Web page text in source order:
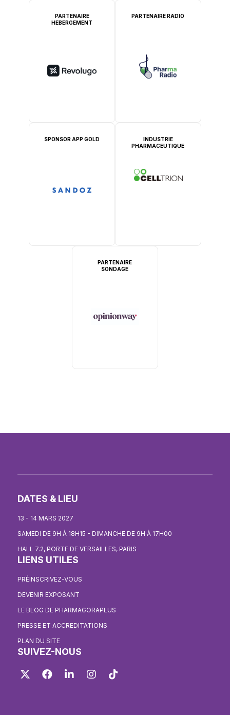
PARTENAIRE
HEBERGEMENT
PARTENAIRE RADIO
SPONSOR APP GOLD
INDUSTRIE
PHARMACEUTIQUE
PARTENAIRE
SONDAGE
DATES & LIEU
13 - 14 MARS 2027
SAMEDI DE 9H À 18H15 - DIMANCHE DE 9H À 17H00
HALL 7.2, PORTE DE VERSAILLES, PARIS
LIENS UTILES
PRÉINSCRIVEZ-VOUS
DEVENIR EXPOSANT
LE BLOG DE PHARMAGORAPLUS
PRESSE ET ACCREDITATIONS
PLAN DU SITE
SUIVEZ-NOUS
Twitter FacebookLinkedIn Instagram